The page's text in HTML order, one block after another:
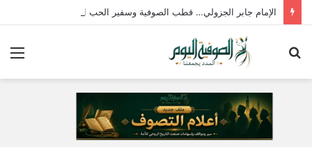
الإمام جابر الجزولي… قطب الصوفية وسفير الحب الإلهي في مصر